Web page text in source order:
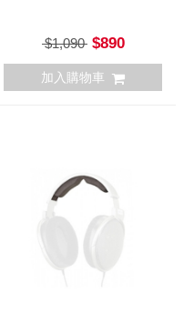
$1,090$890
加入購物車